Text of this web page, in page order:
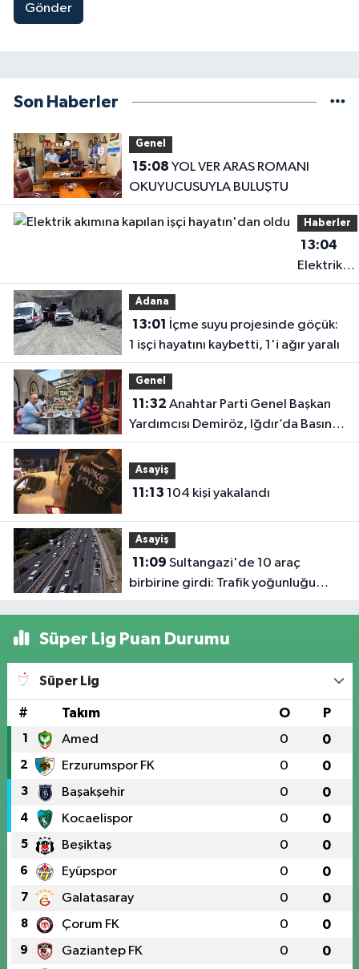
Gönder
Son Haberler
Genel
15:08
OKUYUCUSUYLA BULUŞTU
Haberler
13:04
Elektrik
akımına
oldu
Adana
13:01
1 işçi hayatını kaybetti, 1'i ağır yaralı
Genel
11:32
Yardımcısı Demiröz, Iğdır’da Basın
Mensuplarıyla Buluştu
Asayiş
11:13 104 kişi yakalandı
Asayiş
11:09
birbirine girdi: Trafik yoğunluğu
havadan görüntülendi
Süper Lig Puan Durumu
Süper Lig
# Takım O P
1 Amed 0 0
2 Erzurumspor FK 0 0
3 Başakşehir 0 0
4 Kocaelispor 0 0
5 Beşiktaş 0 0
6 Eyüpspor 0 0
7 Galatasaray 0 0
8 Çorum FK 0 0
9 Gaziantep FK 0 0